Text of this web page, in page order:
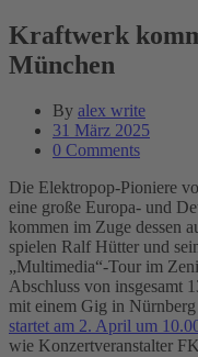
Kraftwerk
München
By alex write
31 März 2025
0 Comments
Die Elektropop-Pioniere
eine große Europa- und
kommen im Zuge dessen
spielen Ralf Hütter und
„Multimedia“-Tour im
Abschluss von insgesamt
mit einem Gig in
startet am 2. April um
wie Konzertveranstalter